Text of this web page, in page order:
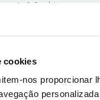
cookies
nos proporcionar